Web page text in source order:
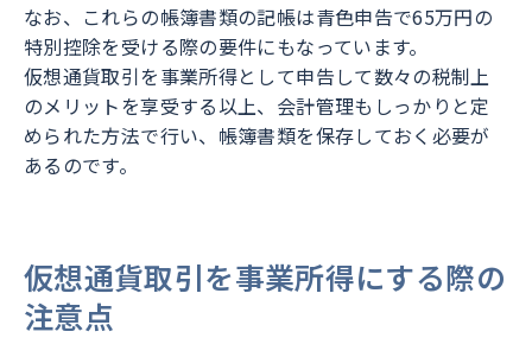
なお、これらの帳簿書類の記帳は青色申告で65万円の
特別控除を受ける際の要件にもなっています。
仮想通貨取引を事業所得として申告して数々の税制上
のメリットを享受する以上、会計管理もしっかりと定
められた方法で行い、帳簿書類を保存しておく必要が
あるのです。
仮想通貨取引を事業所得にする際の
注意点